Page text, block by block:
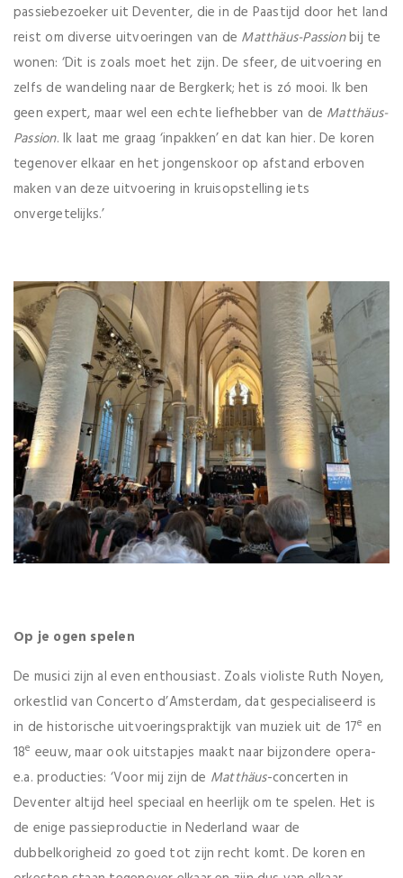
passiebezoeker uit Deventer, die in de Paastijd door het land
reist om diverse uitvoeringen van de Matthäus-Passionbij te
wonen: ‘Dit is zoals moet het zijn. De sfeer, de uitvoering en
zelfs de wandeling naar de Bergkerk; het is zó mooi. Ik ben
geen expert, maar wel een echte liefhebber van de Matthäus-
Passion. Ik laat me graag ‘inpakken’ en dat kan hier. De koren
tegenover elkaar en het jongenskoor op afstand erboven
maken van deze uitvoering in kruisopstelling iets
onvergetelijks.’
Op je ogen spelen
De musici zijn al even enthousiast. Zoals violiste Ruth Noyen,
orkestlid van Concerto d’Amsterdam, dat gespecialiseerd is
in de historische uitvoeringspraktijk van muziek uit de 17e en
18e eeuw, maar ook uitstapjes maakt naar bijzondere opera-
e.a. producties: ‘Voor mij zijn de Matthäus-concerten in
Deventer altijd heel speciaal en heerlijk om te spelen. Het is
de enige passieproductie in Nederland waar de
dubbelkorigheid zo goed tot zijn recht komt. De koren en